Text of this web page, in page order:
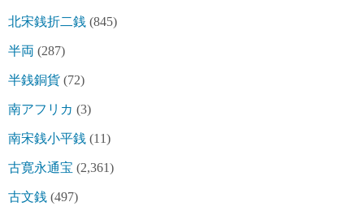
北宋銭折二銭 (845)
半両 (287)
半銭銅貨 (72)
南アフリカ (3)
南宋銭小平銭 (11)
古寛永通宝 (2,361)
古文銭 (497)